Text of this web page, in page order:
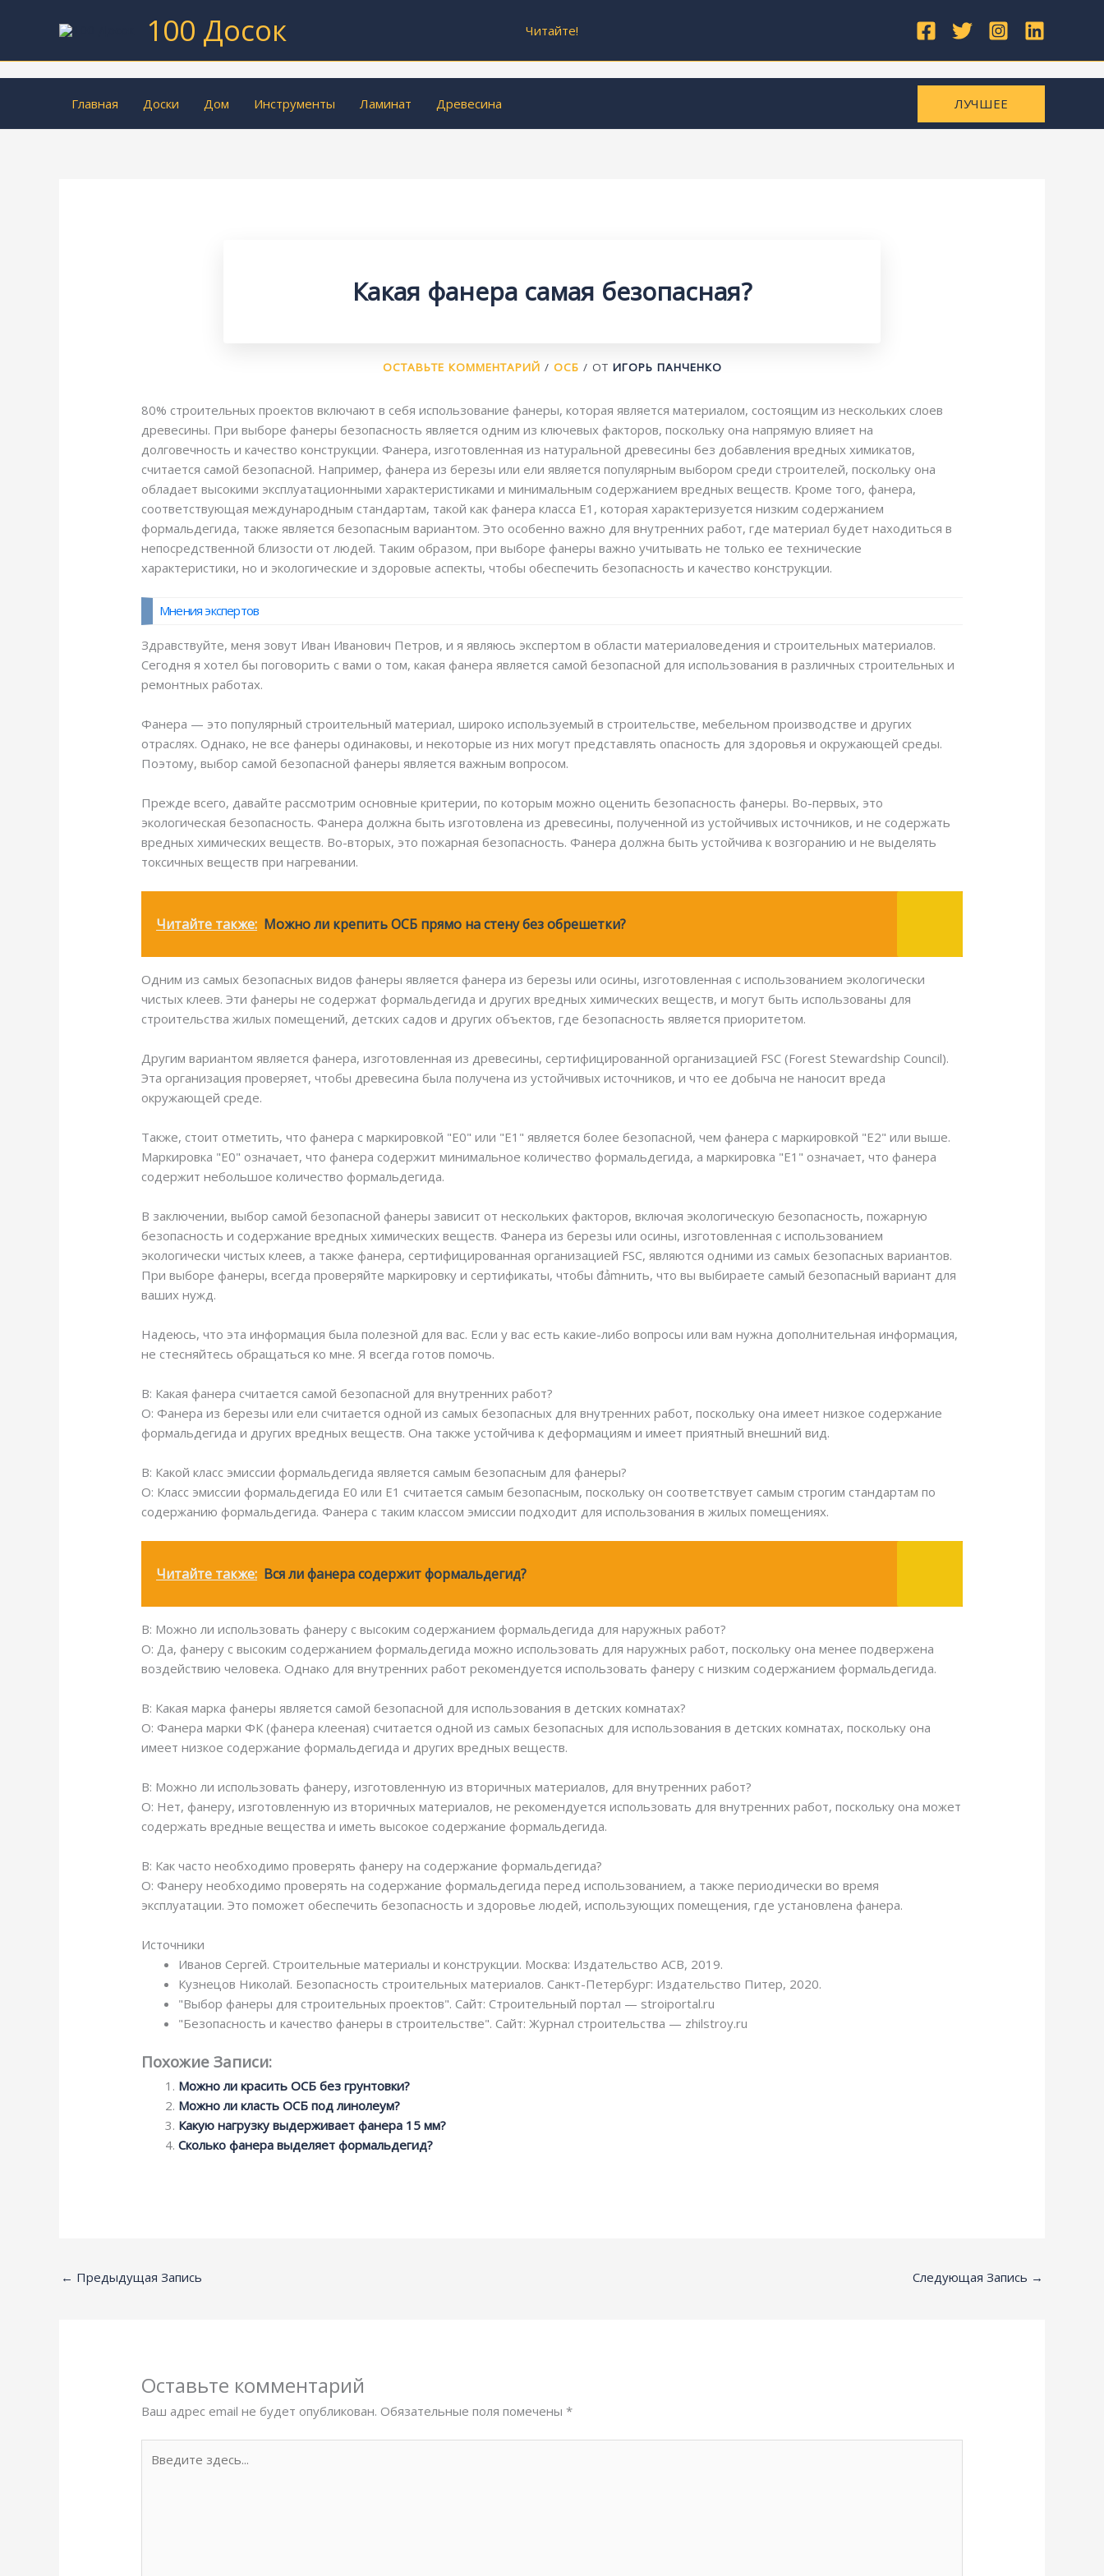
100 Досок Читайте!
Главная Доски Дом Инструменты Ламинат Древесина ЛУЧШЕЕ
Какая фанера самая безопасная?
ОСТАВЬТЕ КОММЕНТАРИЙ / ОСБ / ОТ ИГОРЬ ПАНЧЕНКО
80% строительных проектов включают в себя использование фанеры, которая является материалом, состоящим из нескольких слоев
древесины. При выборе фанеры безопасность является одним из ключевых факторов, поскольку она напрямую влияет на
долговечность и качество конструкции. Фанера, изготовленная из натуральной древесины без добавления вредных химикатов,
считается самой безопасной. Например, фанера из березы или ели является популярным выбором среди строителей, поскольку она
обладает высокими эксплуатационными характеристиками и минимальным содержанием вредных веществ. Кроме того, фанера,
соответствующая международным стандартам, такой как фанера класса Е1, которая характеризуется низким содержанием
формальдегида, также является безопасным вариантом. Это особенно важно для внутренних работ, где материал будет находиться в
непосредственной близости от людей. Таким образом, при выборе фанеры важно учитывать не только ее технические
характеристики, но и экологические и здоровые аспекты, чтобы обеспечить безопасность и качество конструкции.
Мнения экспертов
Здравствуйте, меня зовут Иван Иванович Петров, и я являюсь экспертом в области материаловедения и строительных материалов.
Сегодня я хотел бы поговорить с вами о том, какая фанера является самой безопасной для использования в различных строительных и
ремонтных работах.
Фанера — это популярный строительный материал, широко используемый в строительстве, мебельном производстве и других
отраслях. Однако, не все фанеры одинаковы, и некоторые из них могут представлять опасность для здоровья и окружающей среды.
Поэтому, выбор самой безопасной фанеры является важным вопросом.
Прежде всего, давайте рассмотрим основные критерии, по которым можно оценить безопасность фанеры. Во-первых, это
экологическая безопасность. Фанера должна быть изготовлена из древесины, полученной из устойчивых источников, и не содержать
вредных химических веществ. Во-вторых, это пожарная безопасность. Фанера должна быть устойчива к возгоранию и не выделять
токсичных веществ при нагревании.
Читайте также: Можно ли крепить ОСБ прямо на стену без обрешетки?
Одним из самых безопасных видов фанеры является фанера из березы или осины, изготовленная с использованием экологически
чистых клеев. Эти фанеры не содержат формальдегида и других вредных химических веществ, и могут быть использованы для
строительства жилых помещений, детских садов и других объектов, где безопасность является приоритетом.
Другим вариантом является фанера, изготовленная из древесины, сертифицированной организацией FSC (Forest Stewardship Council).
Эта организация проверяет, чтобы древесина была получена из устойчивых источников, и что ее добыча не наносит вреда
окружающей среде.
Также, стоит отметить, что фанера с маркировкой "E0" или "E1" является более безопасной, чем фанера с маркировкой "E2" или выше.
Маркировка "E0" означает, что фанера содержит минимальное количество формальдегида, а маркировка "E1" означает, что фанера
содержит небольшое количество формальдегида.
В заключении, выбор самой безопасной фанеры зависит от нескольких факторов, включая экологическую безопасность, пожарную
безопасность и содержание вредных химических веществ. Фанера из березы или осины, изготовленная с использованием
экологически чистых клеев, а также фанера, сертифицированная организацией FSC, являются одними из самых безопасных вариантов.
При выборе фанеры, всегда проверяйте маркировку и сертификаты, чтобы đảmнить, что вы выбираете самый безопасный вариант для
ваших нужд.
Надеюсь, что эта информация была полезной для вас. Если у вас есть какие-либо вопросы или вам нужна дополнительная информация,
не стесняйтесь обращаться ко мне. Я всегда готов помочь.
В: Какая фанера считается самой безопасной для внутренних работ?
О: Фанера из березы или ели считается одной из самых безопасных для внутренних работ, поскольку она имеет низкое содержание
формальдегида и других вредных веществ. Она также устойчива к деформациям и имеет приятный внешний вид.
В: Какой класс эмиссии формальдегида является самым безопасным для фанеры?
О: Класс эмиссии формальдегида E0 или E1 считается самым безопасным, поскольку он соответствует самым строгим стандартам по
содержанию формальдегида. Фанера с таким классом эмиссии подходит для использования в жилых помещениях.
Читайте также: Вся ли фанера содержит формальдегид?
В: Можно ли использовать фанеру с высоким содержанием формальдегида для наружных работ?
О: Да, фанеру с высоким содержанием формальдегида можно использовать для наружных работ, поскольку она менее подвержена
воздействию человека. Однако для внутренних работ рекомендуется использовать фанеру с низким содержанием формальдегида.
В: Какая марка фанеры является самой безопасной для использования в детских комнатах?
О: Фанера марки ФК (фанера клееная) считается одной из самых безопасных для использования в детских комнатах, поскольку она
имеет низкое содержание формальдегида и других вредных веществ.
В: Можно ли использовать фанеру, изготовленную из вторичных материалов, для внутренних работ?
О: Нет, фанеру, изготовленную из вторичных материалов, не рекомендуется использовать для внутренних работ, поскольку она может
содержать вредные вещества и иметь высокое содержание формальдегида.
В: Как часто необходимо проверять фанеру на содержание формальдегида?
О: Фанеру необходимо проверять на содержание формальдегида перед использованием, а также периодически во время
эксплуатации. Это поможет обеспечить безопасность и здоровье людей, использующих помещения, где установлена фанера.
Источники
Иванов Сергей. Строительные материалы и конструкции. Москва: Издательство АСВ, 2019.
Кузнецов Николай. Безопасность строительных материалов. Санкт-Петербург: Издательство Питер, 2020.
"Выбор фанеры для строительных проектов". Сайт: Строительный портал — stroiportal.ru
"Безопасность и качество фанеры в строительстве". Сайт: Журнал строительства — zhilstroy.ru
Похожие Записи:
Можно ли красить ОСБ без грунтовки?
Можно ли класть ОСБ под линолеум?
Какую нагрузку выдерживает фанера 15 мм?
Сколько фанера выделяет формальдегид?
← Предыдущая Запись Следующая Запись →
Оставьте комментарий
Ваш адрес email не будет опубликован. Обязательные поля помечены*
здесь...